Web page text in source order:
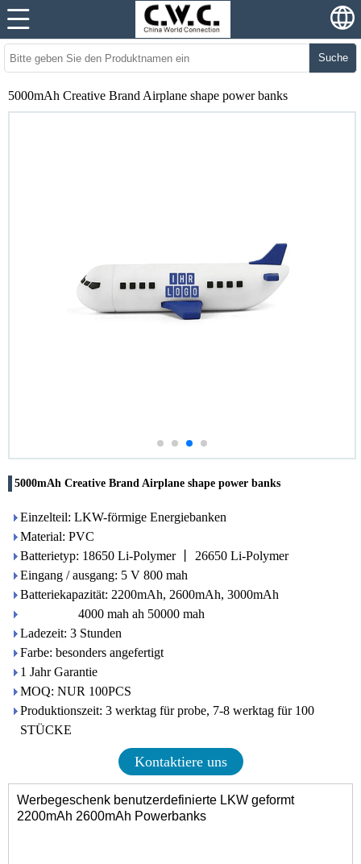
Suche
5000mAh Creative Brand Airplane shape power banks
5000mAh Creative Brand Airplane shape power banks
Einzelteil: LKW-förmige Energiebanken
Material: PVC
Batterietyp: 18650 Li-Polymer 丨 26650 Li-Polymer
Eingang / ausgang: 5 V 800 mah
Batteriekapazität: 2200mAh, 2600mAh, 3000mAh
4000 mah ah 50000 mah
Ladezeit: 3 Stunden
Farbe: besonders angefertigt
1 Jahr Garantie
MOQ: NUR 100PCS
Produktionszeit: 3 werktag für probe, 7-8 werktag für 100
STÜCKE
Kontaktiere uns
Werbegeschenk benutzerdefinierte LKW geformt
2200mAh 2600mAh Powerbanks